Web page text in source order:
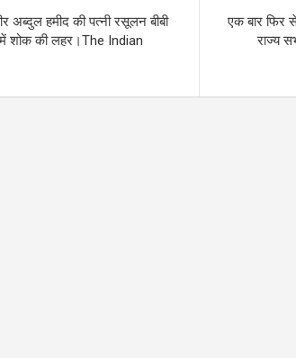
n
k
अब्दुल हमीद की पत्नी रसूलन बीबी
शोक की लहर।The Indian
एक बार फिर
राज्य